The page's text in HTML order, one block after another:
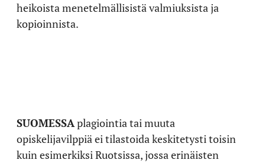
heikoista menetelmällisistä valmiuksista ja
kopioinnista.
SUOMESSAplagiointia tai muuta
opiskelijavilppiä ei tilastoida keskitetysti toisin
kuin esimerkiksi Ruotsissa, jossa erinäisten